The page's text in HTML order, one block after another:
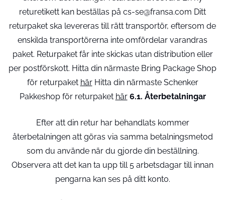
returetikett kan beställas på cs-se@fransa.com Ditt
returpaket ska levereras till rätt transportör, eftersom de
enskilda transportörerna inte omfördelar varandras
paket. Returpaket får inte skickas utan distribution eller
per postförskott. Hitta din närmaste Bring Package Shop
för returpaket härHitta din närmaste Schenker
Pakkeshop för returpaket här 6.1. Återbetalningar
Efter att din retur har behandlats kommer
återbetalningen att göras via samma betalningsmetod
som du använde när du gjorde din beställning.
Observera att det kan ta upp till 5 arbetsdagar till innan
pengarna kan ses på ditt konto.